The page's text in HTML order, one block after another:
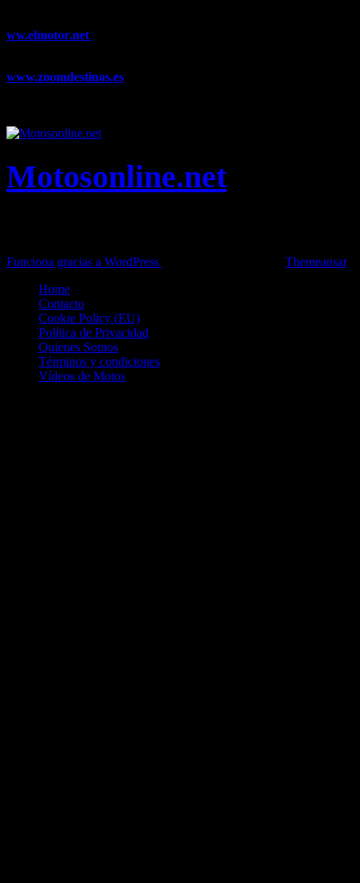
ww.elmotor.net
www.zoomdestinos.es
Motosonline.net
Funciona gracias a WordPress
Themeansar.
Home
Contacto
Cookie Policy (EU)
Política de Privacidad
Quienes Somos
Términos y condiciones
Vídeos de Motos